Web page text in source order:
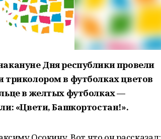
Дня республики провели
в футболках цветов
в желтых футболках —
«Цвети, Башкортостан!».